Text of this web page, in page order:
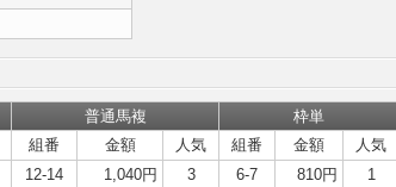
普通馬複 枠単
組番 金額 人気 組番 金額 人気
12-14 1,040円 3 6-7 810円 1